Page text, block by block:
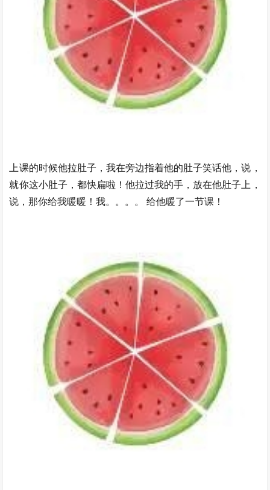
上课的时候他拉肚子，我在旁边指着他的肚子笑话他，说，
就你这小肚子，都快扁啦！他拉过我的手，放在他肚子上，
说，那你给我暖暖！我。。。。 给他暖了一节课！